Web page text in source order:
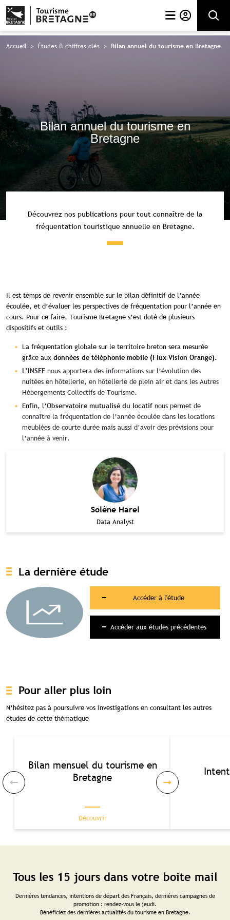
Rechercher
Accueil > Études & chiffres clés > Bilan annuel du tourisme en Bretagne
Bilan annuel du tourisme en
Bretagne
Découvrez nos publications pour tout connaître de la
fréquentation touristique annuelle en Bretagne.
Il est temps de revenir ensemble sur le bilan définitif de l’année
écoulée, et d’évaluer les perspectives de fréquentation pour l’année en
cours. Pour ce faire, Tourisme Bretagne s’est doté de plusieurs
dispositifs et outils :
La fréquentation globale sur le territoire breton sera mesurée
grâce aux données de téléphonie mobile (Flux Vision Orange).
L’INSEE nous apportera des informations sur l’évolution des
nuitées en hôtellerie, en hôtellerie de plein air et dans les Autres
Hébergements Collectifs de Tourisme.
Enfin, l’Observatoire mutualisé du locatif nous permet de
connaître la fréquentation de l’année écoulée dans les locations
meublées de courte durée mais aussi d’avoir des prévisions pour
l’année à venir.
Solène Harel
Data Analyst
La dernière étude
Accéder à l'étude
Accéder aux études précédentes
Pour aller plus loin
N’hésitez pas à poursuivre vos investigations en consultant les autres
études de cette thématique
Bilan mensuel du tourisme en
Bretagne
Découvrir
Tous les 15 jours dans votre boite mail
Dernières tendances, intentions de départ des Français, dernières campagnes de
promotion : rendez-vous le jeudi.
Bénéficiez des dernières actualités du tourisme en Bretagne.
Contenu réservé aux abonné(e)s
tous nos contenus exclusifs
Souscrire à l'abonnement premium
Accès complet aux études
Accès aux guides pratiques